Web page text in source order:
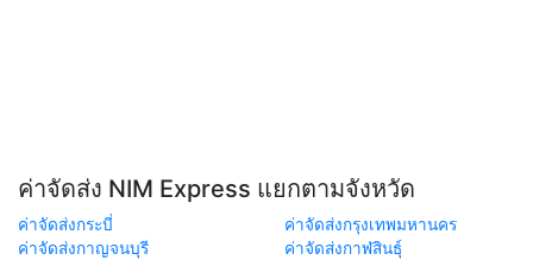
ค่าจัดส่ง NIM Express แยกตามจังหวัด
ค่าจัดส่งกระบี่
ค่าจัดส่งกรุงเทพมหานคร
ค่าจัดส่งกาญจนบุรี
ค่าจัดส่งกาฬสินธุ์